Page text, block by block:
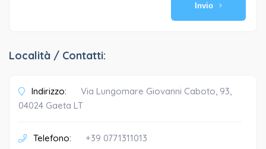
Invio
Località / Contatti:
Indirizzo:
Via Lungomare Giovanni Caboto, 93,
04024 Gaeta LT
Telefono: +39 0771311013